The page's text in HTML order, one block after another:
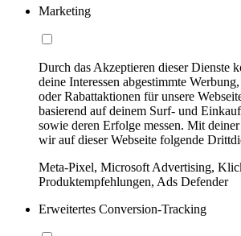
Marketing
Durch das Akzeptieren dieser Dienste
deine Interessen abgestimmte
oder Rabattaktionen für unsere
basierend auf deinem Surf- und
sowie deren Erfolge messen. Mit
wir auf dieser Webseite folgende
Meta-Pixel, Microsoft Advertising,
Produktempfehlungen, Ads Defender
Erweitertes Conversion-Tracking